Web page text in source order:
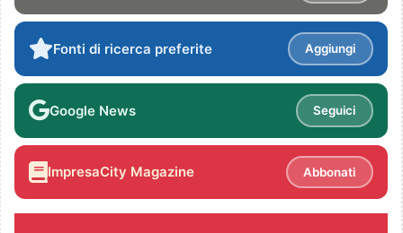
Fonti di ricerca preferite Aggiungi
Google News Seguici
ImpresaCity Magazine Abbonati